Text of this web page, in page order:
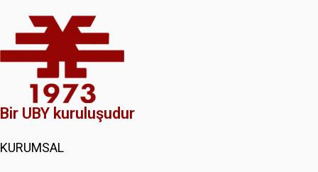
Bir UBY kuruluşudur
KURUMSAL